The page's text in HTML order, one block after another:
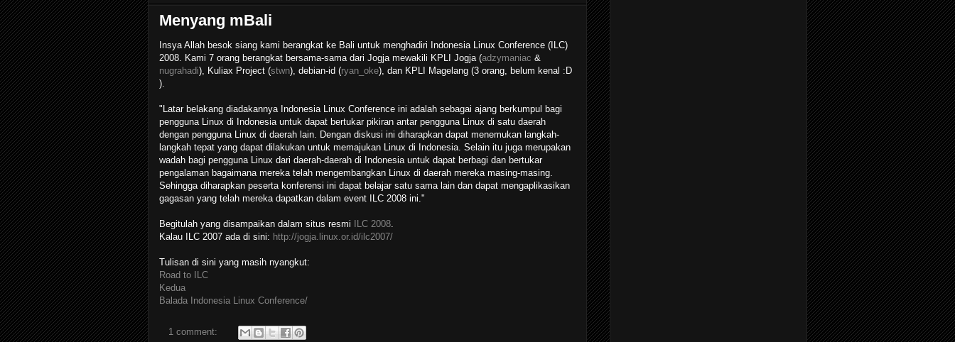
Menyang mBali
Insya Allah besok siang kami berangkat ke Bali untuk menghadiri Indonesia Linux Conference (ILC)
2008. Kami 7 orang berangkat bersama-sama dari Jogja mewakili KPLI Jogja (adzymaniac &
nugrahadi), Kuliax Project (stwn), debian-id (ryan_oke), dan KPLI Magelang (3 orang, belum kenal :D
).
"Latar belakang diadakannya Indonesia Linux Conference ini adalah sebagai ajang berkumpul bagi
pengguna Linux di Indonesia untuk dapat bertukar pikiran antar pengguna Linux di satu daerah
dengan pengguna Linux di daerah lain. Dengan diskusi ini diharapkan dapat menemukan langkah-
langkah tepat yang dapat dilakukan untuk memajukan Linux di Indonesia. Selain itu juga merupakan
wadah bagi pengguna Linux dari daerah-daerah di Indonesia untuk dapat berbagi dan bertukar
pengalaman bagaimana mereka telah mengembangkan Linux di daerah mereka masing-masing.
Sehingga diharapkan peserta konferensi ini dapat belajar satu sama lain dan dapat mengaplikasikan
gagasan yang telah mereka dapatkan dalam event ILC 2008 ini."
Begitulah yang disampaikan dalam situs resmi ILC 2008
Kalau ILC 2007 ada di sini: http://jogja.linux.or.id/ilc2007/
Tulisan di sini yang masih nyangkut:
Road to ILC
Kedua
Balada Indonesia Linux Conference/
1 comment: